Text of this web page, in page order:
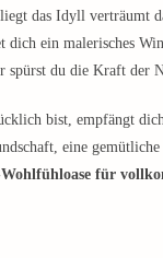
liegt das Idyll verträumt
ein malerisches
spürst du die Kraft der
bist, empfängt
eine
Wohlfühloase für